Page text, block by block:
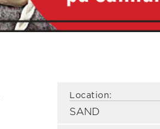
Location:
SAND